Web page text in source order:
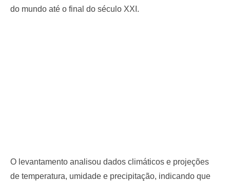
do mundo até o final do século XXI.
O levantamento analisou dados climáticos e projeções
de temperatura, umidade e precipitação, indicando que